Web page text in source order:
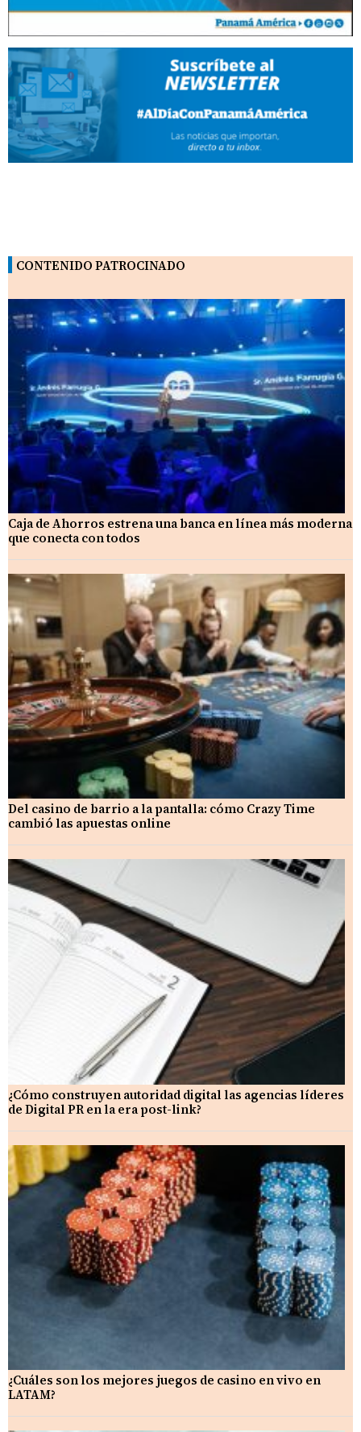
CONTENIDO PATROCINADO
Caja de Ahorros estrena una banca en línea más moderna
que conecta con todos
Del casino de barrio a la pantalla: cómo Crazy Time
cambió las apuestas online
¿Cómo construyen autoridad digital las agencias líderes
de Digital PR en la era post-link?
¿Cuáles son los mejores juegos de casino en vivo en
LATAM?